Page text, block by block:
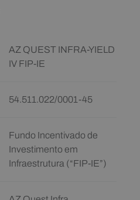
AZ QUEST INFRA-YIELD
IV FIP-IE
54.511.022/0001-45
Fundo Incentivado de
Investimento em
Infraestrutura (“FIP-IE”)